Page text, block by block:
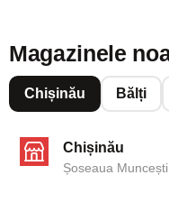
Magazinele
Chișinău Bălți
Chișinău
Șoseaua